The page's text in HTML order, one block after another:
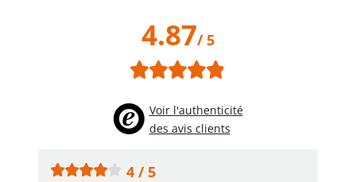
4.87/ 5
Voir l'authenticité
des avis clients
4 / 5